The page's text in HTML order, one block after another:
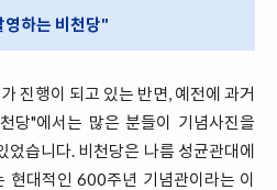
영하는 비천당"
진행이 되고 있는 반면, 예전에 과거
당"에서는 많은 분들이 기념사진을
었습니다. 비천당은 나름 성균관대에
현대적인 600주년 기념관이라는 이